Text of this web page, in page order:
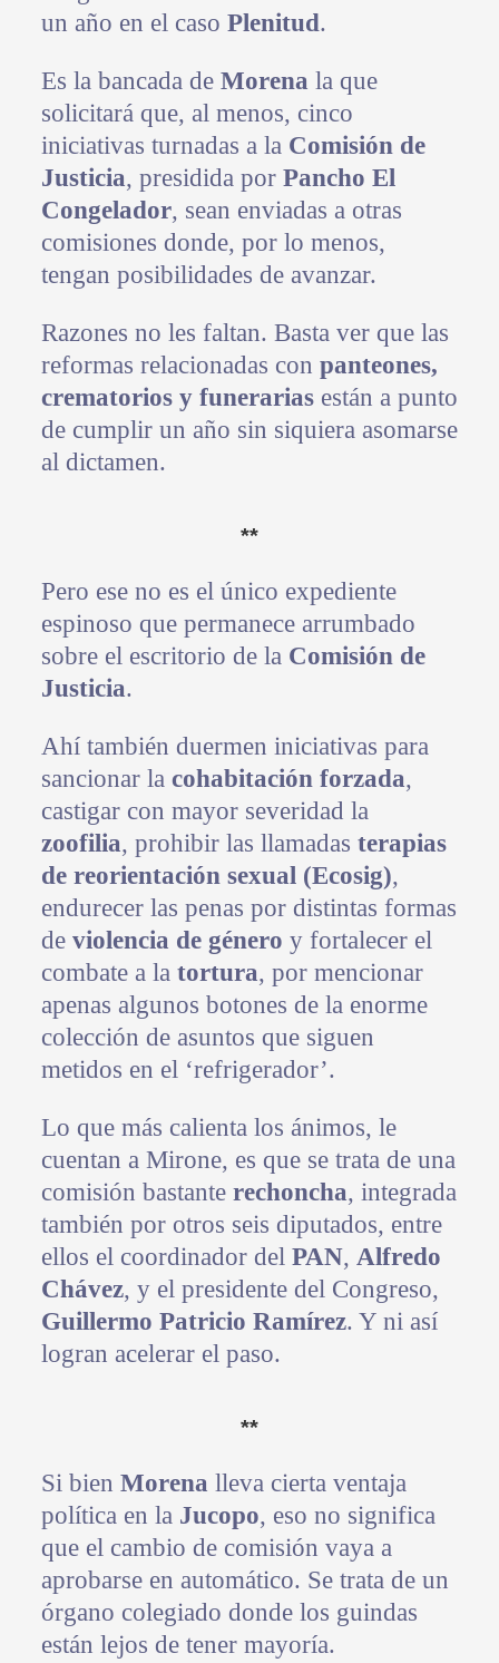
un año en el caso Plenitud.
Es la bancada de Morena la que
solicitará que, al menos, cinco
iniciativas turnadas a la Comisión de
Justicia, presidida por Pancho El
Congelador, sean enviadas a otras
comisiones donde, por lo menos,
tengan posibilidades de avanzar.
Razones no les faltan. Basta ver que las
reformas relacionadas con panteones,
crematorios y funerariasestán a punto
de cumplir un año sin siquiera asomarse
al dictamen.
**
Pero ese no es el único expediente
espinoso que permanece arrumbado
sobre el escritorio de la Comisión de
Justicia.
Ahí también duermen iniciativas para
sancionar la cohabitación forzada,
castigar con mayor severidad la
zoofilia, prohibir las llamadas terapias
de reorientación sexual (Ecosig),
endurecer las penas por distintas formas
de violencia de género y fortalecer el
combate a la tortura, por mencionar
apenas algunos botones de la enorme
colección de asuntos que siguen
metidos en el ‘refrigerador’.
Lo que más calienta los ánimos, le
cuentan a Mirone, es que se trata de una
comisión bastante rechoncha, integrada
también por otros seis diputados, entre
ellos el coordinador del PAN, Alfredo
Chávez, y el presidente del Congreso,
Guillermo Patricio Ramírez. Y ni así
logran acelerar el paso.
**
Si bien Morena lleva cierta ventaja
política en la Jucopo, eso no significa
que el cambio de comisión vaya a
aprobarse en automático. Se trata de un
órgano colegiado donde los guindas
están lejos de tener mayoría.